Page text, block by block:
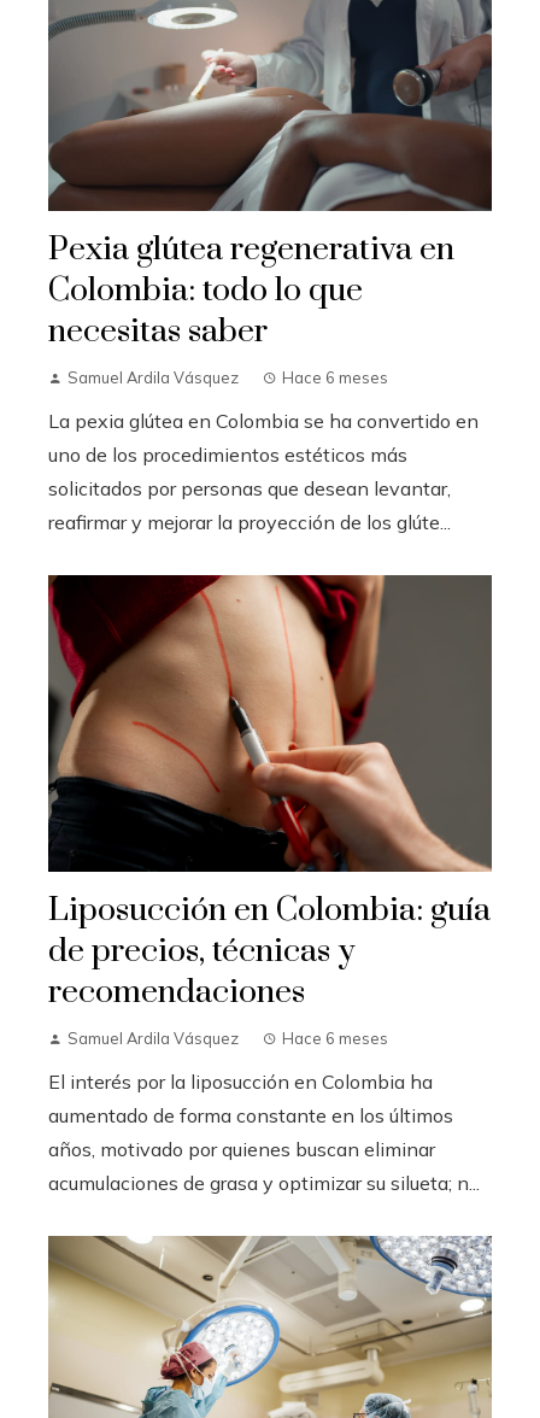
Pexia glútea regenerativa en
Colombia: todo lo que
necesitas saber
Samuel Ardila Vásquez Hace 6 meses
La pexia glútea en Colombia se ha convertido en
uno de los procedimientos estéticos más
solicitados por personas que desean levantar,
reafirmar y mejorar la proyección de los glúte...
Liposucción en Colombia: guía
de precios, técnicas y
recomendaciones
Samuel Ardila Vásquez Hace 6 meses
El interés por la liposucción en Colombia ha
aumentado de forma constante en los últimos
años, motivado por quienes buscan eliminar
acumulaciones de grasa y optimizar su silueta; n...